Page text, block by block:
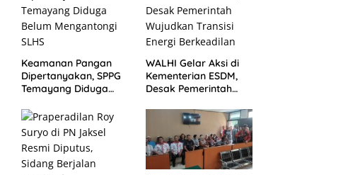
Keamanan Pangan
Dipertanyakan, SPPG
Temayang Diduga
SLHS
WALHI Gelar Aksi di
Kementerian ESDM,
Desak Pemerintah
Energi Berkeadilan